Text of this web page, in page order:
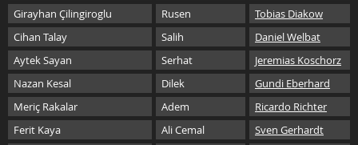
Girayhan Çilingiroglu
Rusen
Tobias Diakow
Cihan Talay
Salih
Daniel Welbat
Aytek Sayan
Serhat
Jeremias Koschorz
Nazan Kesal
Dilek
Gundi Eberhard
Meriç Rakalar
Adem
Ricardo Richter
Ferit Kaya
Ali Cemal
Sven Gerhardt